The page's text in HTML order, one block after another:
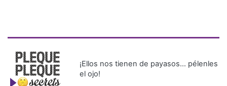
¡Ellos nos tienen de payasos… pélenles
el ojo!